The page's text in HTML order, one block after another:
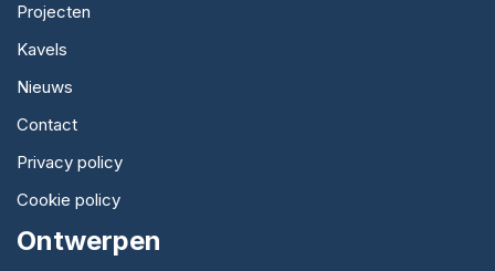
Projecten
Kavels
Nieuws
Contact
Privacy policy
Cookie policy
Ontwerpen